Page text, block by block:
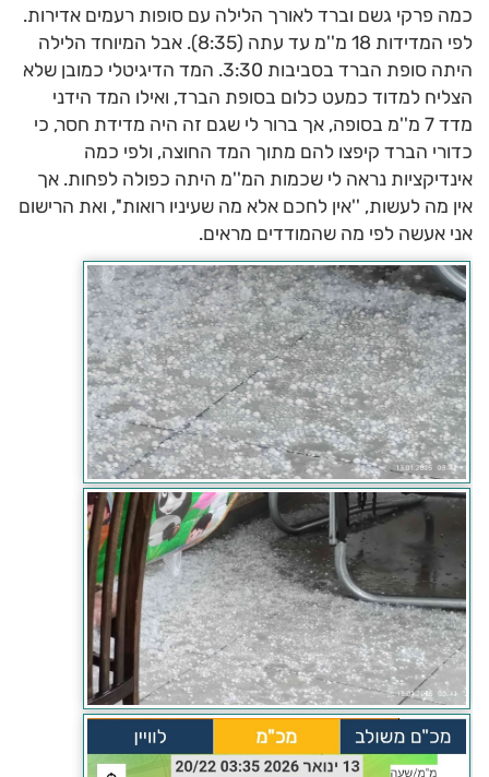
כמה פרקי גשם וברד לאורך הלילה עם סופות רעמים אדירות.
לפי המדידות 18 מ''מ עד עתה (8:35). אבל המיוחד הלילה
היתה סופת הברד בסביבות 3:30. המד הדיגיטלי כמובן שלא
הצליח למדוד כמעט כלום בסופת הברד, ואילו המד הידני
מדד 7 מ''מ בסופה, אך ברור לי שגם זה היה מדידת חסר, כי
כדורי הברד קיפצו להם מתוך המד החוצה, ולפי כמה
אינדיקציות נראה לי שכמות המ''מ היתה כפולה לפחות. אך
אין מה לעשות, ''אין לחכם אלא מה שעיניו רואות'', ואת הרישום
אני אעשה לפי מה שהמודדים מראים.